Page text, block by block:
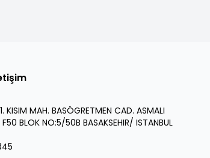
KISIM MAH. BASÖGRETMEN CAD. ASMALI
F50 BLOK NO:5/50B BASAKSEHIR/ ISTANBUL